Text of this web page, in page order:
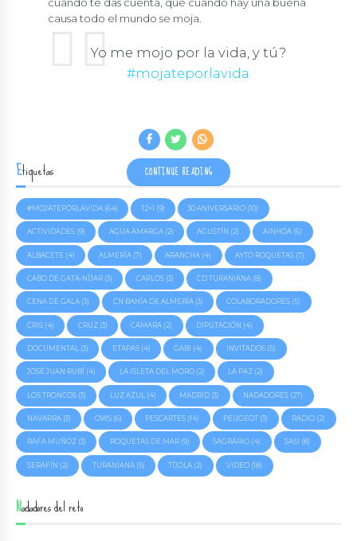
causa todo el mundo se moja.
Yo me mojo por la vida, y tú?
#mojateporlavida
CONTINUE READING
Etiquetas
#MOJATEPORLAVIDA(64) 12+1 (9) 30 ANIVERSARIO (10)
ACTIVIDADES(9) AGUA AMARGA(2) AGUSTÍN (2) AINHOA (6)
ALBACETE (4) ALMERÍA(7) ARANCHA (4) AYTO ROQUETAS (7)
CABO DE GATA-NÍJAR(3) CARLOS(3) CD TURANIANA (8)
CENA DE GALA(3) CN BAHÍA DE ALMERÍA(3) COLABORADORES (5)
CRIS(4) CRUZ(3) CÁMARA (2) DIPUTACIÓN (4)
DOCUMENTAL (3) ETAPAS(4) GABI (4) INVITADOS (5)
JOSÉ JUAN RUBÍ (4) LA ISLETA DEL MORO(2) LA PAZ (2)
LOS TRONCOS(3) LUZ AZUL (4) MADRID (3) NADADORES (27)
NAVARRA(3) OWS(6) PESCARTES (14) PEUGEOT (3) RADIO (2)
RAFA MUÑOZ(3) ROQUETAS DE MAR(9) SAGRARIO (4) SASI (8)
SERAFÍN (2) TURANIANA(5) TÍJOLA (2) VIDEO (18)
Nadadores del reto